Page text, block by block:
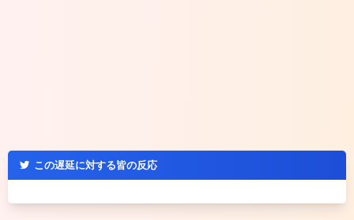
この遅延に対する皆の反応